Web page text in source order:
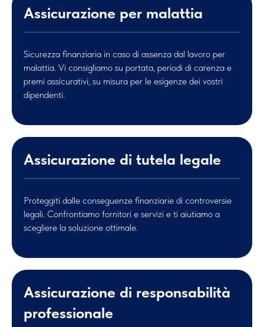
Assicurazione per malattia
Sicurezza finanziaria in caso di assenza dal lavoro per
malattia. Vi consigliamo su portata, periodi di carenza e
premi assicurativi, su misura per le esigenze dei vostri
dipendenti.
Assicurazione di tutela legale
Proteggiti dalle conseguenze finanziarie di controversie
legali. Confrontiamo fornitori e servizi e ti aiutiamo a
scegliere la soluzione ottimale.
Assicurazione di responsabilità
professionale